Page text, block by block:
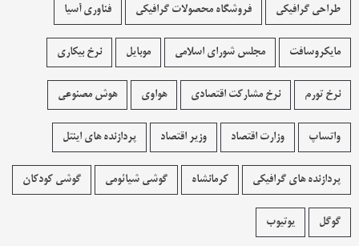
طراحی گرافیکی فروشگاه محصولات گرافيکی فناوری آسیا
مایکروسافت مجلس شورای اسلامی موبایل نرخ بیکاری
نرخ تورم نرخ مشارکت اقتصادی هواوی هوش مصنوعی
واتساپ وزارت اقتصاد وزیر اقتصاد پردازنده های اینتل
پردازنده های گرافیکی کرمانشاه گوشی شیائومی گوشی کودکان
گوگل یوتیوب